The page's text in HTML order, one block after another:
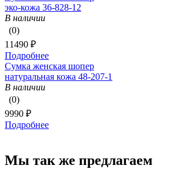
эко-кожа 36-828-12
В наличии
(0)
11490 ₽
Подробнее
Сумка женская шопер
натуральная кожа 48-207-1
В наличии
(0)
9990 ₽
Подробнее
Мы так же предлагаем